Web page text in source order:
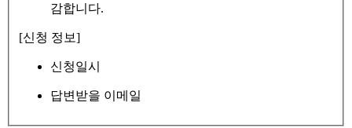
감합니다.
[신청 정보]
신청일시
답변받을 이메일